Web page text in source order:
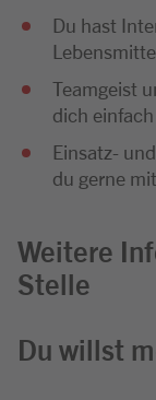
Du hast
Teamgeist
dich
Einsatz-
du gerne mit
Weitere
Stelle
Du willst